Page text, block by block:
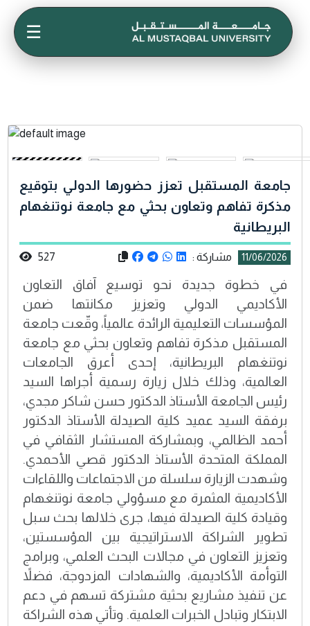
☰
جامعة المستقبل تعزز حضورها الدولي بتوقيع
مذكرة تفاهم وتعاون بحثي مع جامعة نوتنغهام
البريطانية
11/06/2026 مشاركة : 527
في خطوة جديدة نحو توسيع آفاق التعاون
الأكاديمي الدولي وتعزيز مكانتها ضمن
المؤسسات التعليمية الرائدة عالمياً، وقّعت جامعة
المستقبل مذكرة تفاهم وتعاون بحثي مع جامعة
نوتنغهام البريطانية، إحدى أعرق الجامعات
العالمية، وذلك خلال زيارة رسمية أجراها السيد
رئيس الجامعة الأستاذ الدكتور حسن شاكر مجدي،
برفقة السيد عميد كلية الصيدلة الأستاذ الدكتور
أحمد الظالمي، وبمشاركة المستشار الثقافي في
المملكة المتحدة الأستاذ الدكتور قصي الأحمدي.
وشهدت الزيارة سلسلة من الاجتماعات واللقاءات
الأكاديمية المثمرة مع مسؤولي جامعة نوتنغهام
وقيادة كلية الصيدلة فيها، جرى خلالها بحث سبل
تطوير الشراكة الاستراتيجية بين المؤسستين،
وتعزيز التعاون في مجالات البحث العلمي، وبرامج
التوأمة الأكاديمية، والشهادات المزدوجة، فضلاً
عن تنفيذ مشاريع بحثية مشتركة تسهم في دعم
الابتكار وتبادل الخبرات العلمية. وتأتي هذه الشراكة